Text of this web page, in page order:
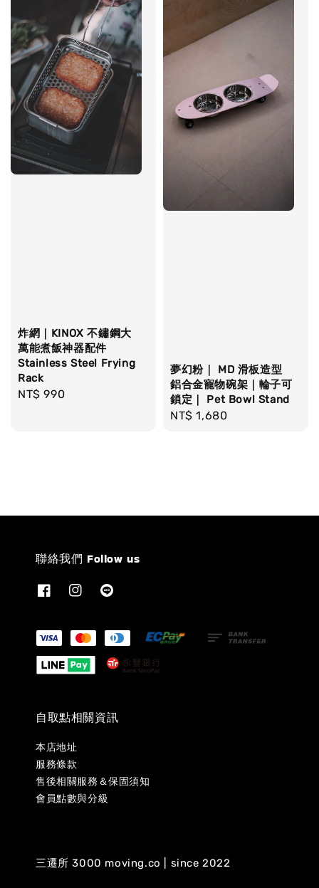
炸網｜KINOX 不鏽鋼大
萬能煮飯神器配件
Stainless Steel Frying
Rack
Regular
NT$ 990
夢幻粉｜ MD 滑板造型
鋁合金寵物碗架｜輪子可
鎖定｜ Pet Bowl Stand
Regular
NT$ 1,680
聯絡我們 Follow us
自取點相關資訊
本店地址
服務條款
售後相關服務＆保固須知
會員點數與分級
三遷所 3000 moving.co | since 2022